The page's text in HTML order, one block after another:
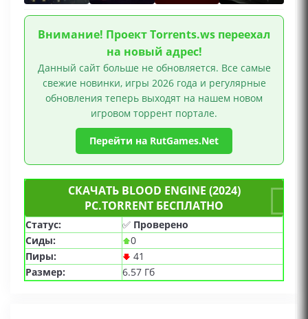
Внимание! Проект Torrents.ws переехал
на новый адрес!
Данный сайт больше не обновляется. Все самые
свежие новинки, игры 2026 года и регулярные
обновления теперь выходят на нашем новом
игровом торрент портале.
Перейти на RutGames.Net
СКАЧАТЬ BLOOD ENGINE (2024)
PC.TORRENT БЕСПЛАТНО
Статус: ✅ Проверено
Сиды:
0
Пиры:
41
Размер:
6.57 Гб